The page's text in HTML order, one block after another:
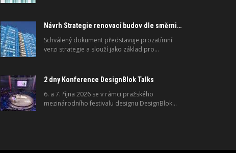
Návrh Strategie renovací budov dle směrnice 2024/1275/EU o energetické náročnosti budov
Schválený dokument představuje prozatímní
verzi strategie a slouží jako základ pro…
2 dny Konference DesignBlok Talks
6. a 7. října 2026 se v rámci pražského
mezinárodního festivalu designu DesignBlok…